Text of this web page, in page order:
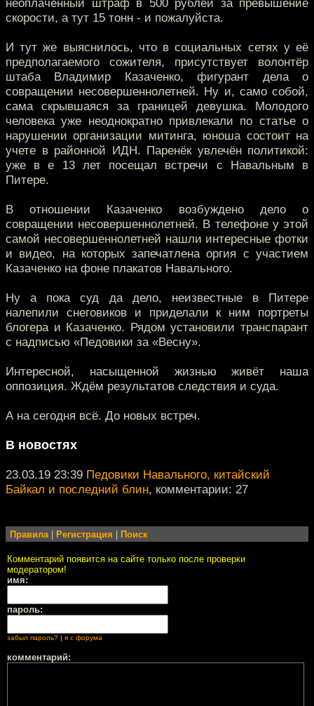
неоплаченный штраф в 500 рублей за превышение
скорости, а тут 15 тонн - и пожалуйста.
И тут же выяснилось, что в социальных сетях у её
предполагаемого сожителя, присутствует волонтёр
штаба Владимир Казаченко, фигурант дела о
совращении несовершеннолетней. Ну и, само собой,
сама скрывшаяся за границей девушка. Молодого
человека уже неоднократно привлекали по статье о
нарушении организации митинга, юноша состоит на
учете в районной ИДН. Паренёк увлечён политикой:
уже в е 13 лет посещал встречи с Навальным в
Питере.
В отношении Казаченко возбуждено дело о
совращении несовершеннолетней. В телефоне у этой
самой несовершеннолетней нашли интересные фотки
и видео, на которых запечатлена оргия с участием
Казаченко на фоне плакатов Навального.
Ну а пока суд да дело, неизвестные в Питере
налепили снеговиков и приделали к ним портреты
блогера и Казаченко. Рядом установили транспарант
с надписью «Педовики за «Весну».
Интересной, насыщенной жизнью живёт наша
оппозиция. Ждём результатов следствия и суда.
А на сегодня всё. До новых встреч.
В новостях
23.03.19 23:39 Педовики Навального, китайский
Байкал и последний блин, комментарии: 27
Правила| Регистрация Поиск
Комментарий появится на сайте только после проверки
модератором!
имя:
пароль:
забыл пароль? | я с форума
комментарий: